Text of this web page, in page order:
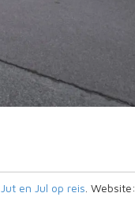
Jut en Jul op reis . Website: